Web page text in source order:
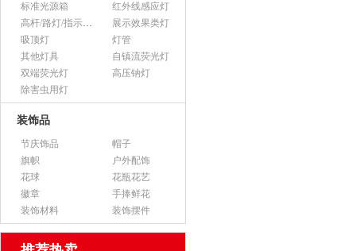
标准光源箱
红外线感应灯
高杆/路灯/指示灯类
展示效果类灯
吸顶灯
灯管
其他灯具
自镇流荧光灯
双端荧光灯
高压钠灯
除害虫用灯
装饰品
节庆饰品
帽子
旗帜
户外配饰
花球
花瓶花艺
徽章
手捧鲜花
装饰材料
装饰摆件